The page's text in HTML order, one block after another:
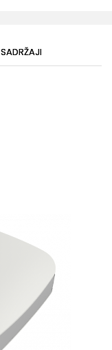
SADRŽAJI